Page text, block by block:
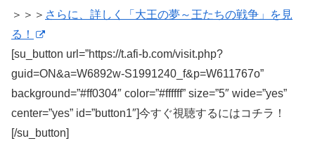
＞＞＞ さらに、詳しく「大王の夢～王たちの戦争」を見
る！
[su_button url=”https://t.afi-b.com/visit.php?
guid=ON&a=W6892w-S1991240_f&p=W611767o”
background=”#ff0304″ color=”#ffffff” size=”5″ wide=”yes”
center=”yes” id=”button1″]今すぐ視聴するにはコチラ！
[/su_button]